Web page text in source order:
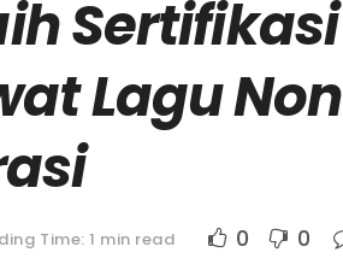
Sertifikasi
Lagu Non
Time: 1 min read 0 0